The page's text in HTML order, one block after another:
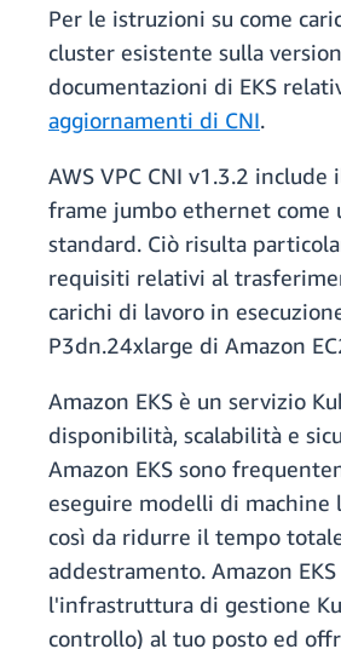
Per le istruzioni su come
cluster esistente sulla
documentazioni di EKS
aggiornamenti di CNI.
AWS VPC CNI v1.3.2
frame jumbo ethernet come
standard. Ciò risulta
requisiti relativi al
carichi di lavoro in
P3dn.24xlarge di Amazon
Amazon EKS è un servizio
disponibilità, scalabilità e
Amazon EKS sono
eseguire modelli di
così da ridurre il tempo
addestramento. Amazon
l'infrastruttura di gestione
controllo) al tuo posto ed